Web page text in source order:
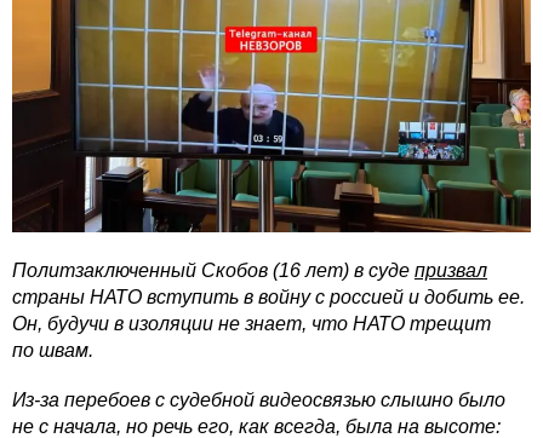
Политзаключенный Скобов (16 лет) в суде призвал
страны НАТО вступить в войну с россией и добить ее.
Он, будучи в изоляции не знает, что НАТО трещит
по швам.
Из-за перебоев с судебной видеосвязью слышно было
не с начала, но речь его, как всегда, была на высоте: